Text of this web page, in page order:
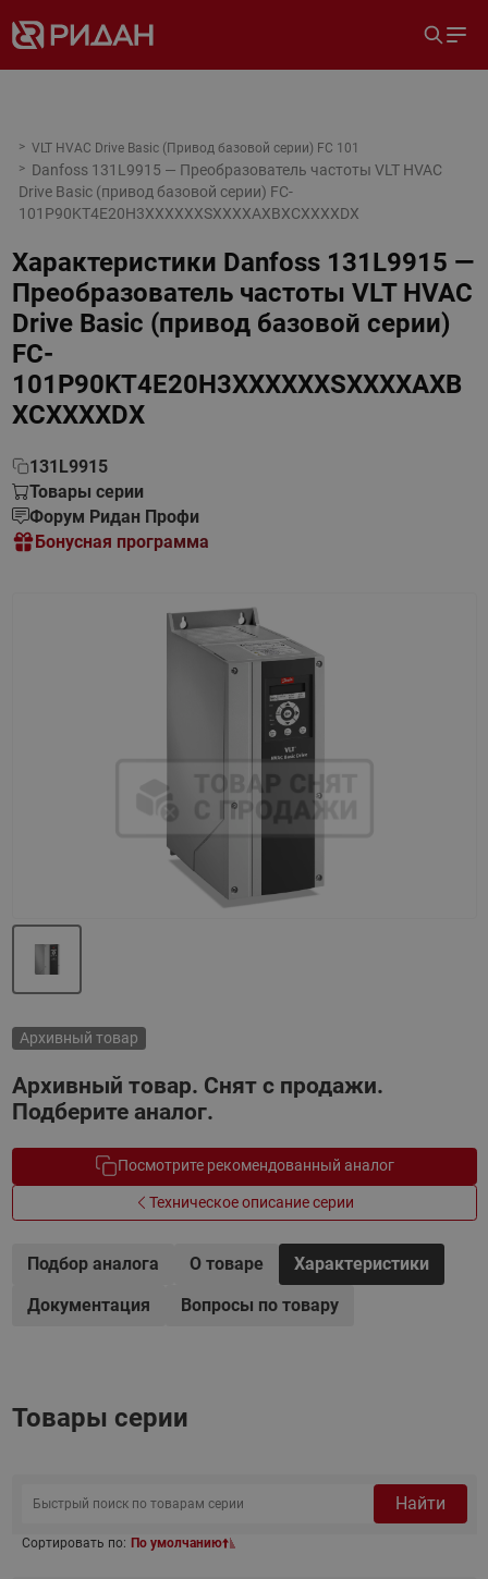
VLT HVAC Drive Basic (Привод базовой серии) FC 101
Danfoss 131L9915 — Преобразователь частоты VLT HVAC
Drive Basic (привод базовой серии) FC-
101P90KT4E20H3XXXXXXSXXXXAXBXCXXXXDX
Характеристики Danfoss 131L9915 —
Преобразователь частоты VLT HVAC
Drive Basic (привод базовой серии)
FC-
101P90KT4E20H3XXXXXXSXXXXAXB
XCXXXXDX
131L9915
Товары серии
Форум Ридан Профи
Бонусная программа
Архивный товар
Архивный товар. Снят с продажи.
Подберите аналог.
Посмотрите рекомендованный аналог
Техническое описание серии
Подбор аналога О товаре
Характеристики
Документация
Вопросы по товару
Товары серии
Найти
Сортировать по: По умолчанию